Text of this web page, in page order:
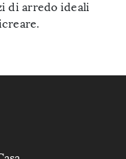
di arredo ideali